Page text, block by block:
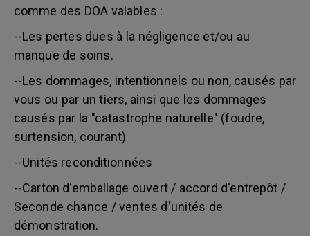
comme des DOA valables :
--Les pertes dues à la négligence et/ou au
manque de soins.
--Les dommages, intentionnels ou non, causés par
vous ou par un tiers, ainsi que les dommages
causés par la "catastrophe naturelle" (foudre,
surtension, courant)
--Unités reconditionnées
--Carton d'emballage ouvert / accord d'entrepôt /
Seconde chance / ventes d'unités de
démonstration.